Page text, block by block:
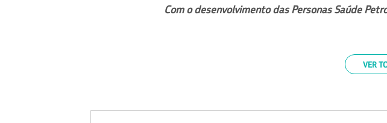
Com o desenvolvimento das Personas Saúde
VER